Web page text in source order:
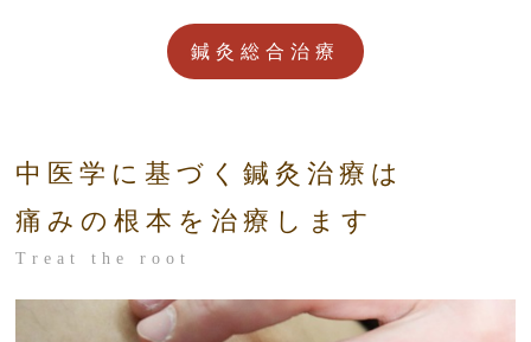
鍼灸総合治療
中医学に基づく鍼灸治療は
痛みの根本を治療します
Treat the root